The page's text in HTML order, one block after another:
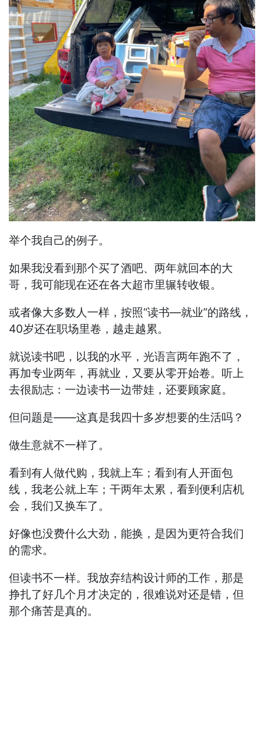
举个我自己的例子。
如果我没看到那个买了酒吧、两年就回本的大
哥，我可能现在还在各大超市里辗转收银。
或者像大多数人一样，按照“读书—就业”的路线，
40岁还在职场里卷，越走越累。
就说读书吧，以我的水平，光语言两年跑不了，
再加专业两年，再就业，又要从零开始卷。听上
去很励志：一边读书一边带娃，还要顾家庭。
但问题是——这真是我四十多岁想要的生活吗？
做生意就不一样了。
看到有人做代购，我就上车；看到有人开面包
线，我老公就上车；干两年太累，看到便利店机
会，我们又换车了。
好像也没费什么大劲，能换，是因为更符合我们
的需求。
但读书不一样。我放弃结构设计师的工作，那是
挣扎了好几个月才决定的，很难说对还是错，但
那个痛苦是真的。